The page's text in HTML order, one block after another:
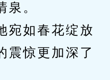
泉。
如春花绽放
震惊更加深了